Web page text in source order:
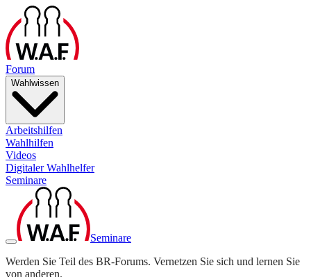
Forum
Wahlwissen
Arbeitshilfen
Wahlhilfen
Videos
Digitaler Wahlhelfer
Seminare
Seminare
Werden Sie Teil des BR-Forums. Vernetzen Sie sich und lernen Sie
von anderen.